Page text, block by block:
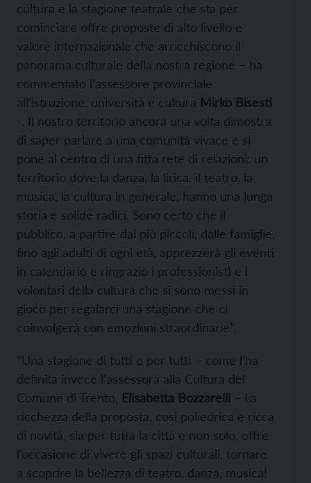
cultura e la stagione teatrale che sta per
cominciare offre proposte di alto livello e
valore internazionale che arricchiscono il
panorama culturale della nostra regione – ha
commentato l’assessore provinciale
all’istruzione, università e cultura Mirko Bisesti
-. Il nostro territorio ancora una volta dimostra
di saper parlare a una comunità vivace e si
pone al centro di una fitta rete di relazioni: un
territorio dove la danza, la lirica, il teatro, la
musica, la cultura in generale, hanno una lunga
storia e solide radici. Sono certo che il
pubblico, a partire dai più piccoli, dalle famiglie,
fino agli adulti di ogni età, apprezzerà gli eventi
in calendario e ringrazio i professionisti e i
volontari della cultura che si sono messi in
gioco per regalarci una stagione che ci
coinvolgerà con emozioni straordinarie”.
“Una stagione di tutti e per tutti – come l’ha
definita invece l’assessora alla Cultura del
Comune di Trento, Elisabetta Bozzarelli – La
ricchezza della proposta, così poliedrica e ricca
di novità, sia per tutta la città e non solo, offre
l’occasione di vivere gli spazi culturali, tornare
a scoprire la bellezza di teatro, danza, musica!